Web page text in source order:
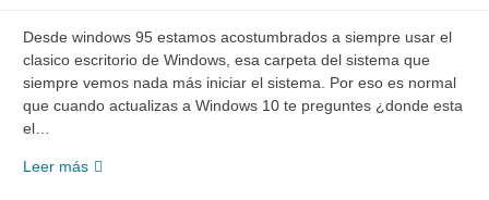
Desde windows 95 estamos acostumbrados a siempre usar el
clasico escritorio de Windows, esa carpeta del sistema que
siempre vemos nada más iniciar el sistema. Por eso es normal
que cuando actualizas a Windows 10 te preguntes ¿donde esta
el…
Leer mástutorial